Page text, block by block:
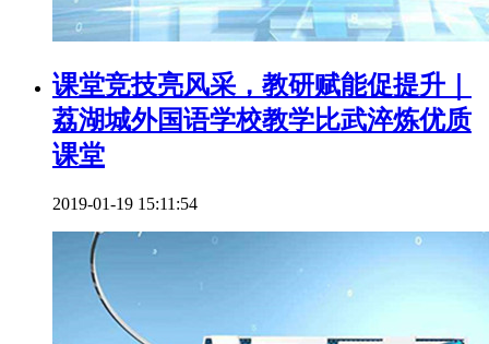
课堂竞技亮风采，教研赋能促提升｜
荔湖城外国语学校教学比武淬炼优质
课堂
2019-01-19 15:11:54